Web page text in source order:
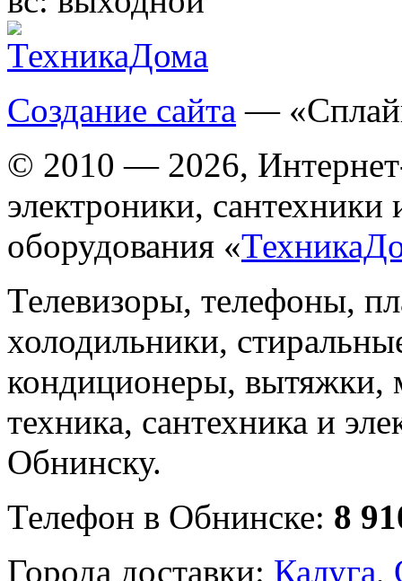
Создание сайта —
© 2010 — 2026,
электроники, сантехники
оборудования «
Телевизоры, телефоны,
холодильники,
кондиционеры, вытяжки,
техника, сантехника и
Обнинску.
Телефон в Обнинске: 8
Города доставки: Калуга,